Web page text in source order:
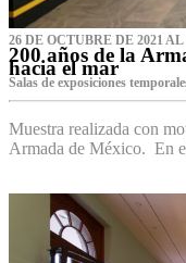
26 DE OCTUBRE DE 2021
200 años de la
hacia el mar
Salas de exposiciones
Muestra realizada con
Armada de México. En